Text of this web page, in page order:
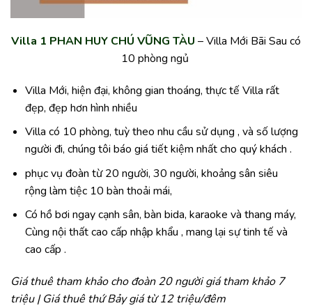
Villa 1 PHAN HUY CHÚ VŨNG TÀU – Villa Mới Bãi Sau có
10 phòng ngủ
Villa Mới, hiện đại, không gian thoáng, thực tế Villa rất
đẹp, đẹp hơn hình nhiều
Villa có 10 phòng, tuỳ theo nhu cầu sử dụng , và số lượng
người đi, chúng tôi báo giá tiết kiệm nhất cho quý khách .
phục vụ đoàn từ 20 người, 30 người, khoảng sân siêu
rộng làm tiệc 10 bàn thoải mái,
Có hồ bơi ngay cạnh sân, bàn bida, karaoke và thang máy,
Cùng nội thất cao cấp nhập khẩu , mang lại sự tinh tế và
cao cấp .
Giá thuê tham khảo cho đoàn 20 người giá tham khảo 7
triệu | Giá thuê thứ Bảy giá từ 12 triệu/đêm